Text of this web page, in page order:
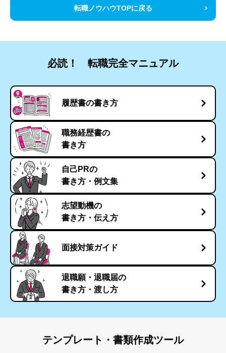
転職ノウハウTOPに戻る
必読！ 転職完全マニュアル
履歴書の書き方
職務経歴書の
書き方
自己PRの
書き方・例文集
志望動機の
書き方・伝え方
面接対策ガイド
退職願・退職届の
書き方・渡し方
テンプレート・書類作成ツール